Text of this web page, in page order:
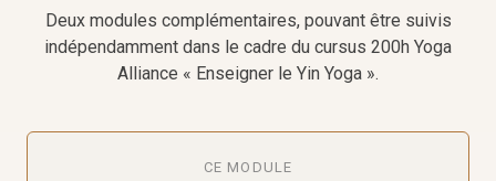
Deux modules complémentaires, pouvant être suivis
indépendamment dans le cadre du cursus 200h Yoga
Alliance « Enseigner le Yin Yoga ».
CE MODULE